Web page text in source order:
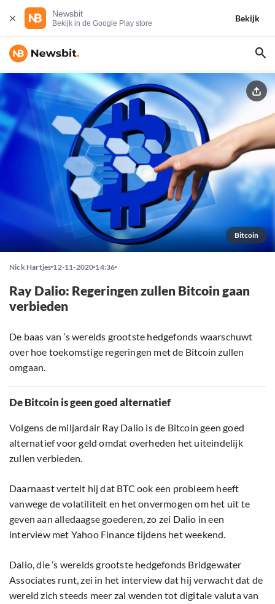
Newsbit
Bekijk in de Google Play store
Bekijk
Bitcoin
Nick Hartjes 12-11-2020 14:36
Ray Dalio: Regeringen zullen Bitcoin gaan
verbieden
De baas van ’s werelds grootste hedgefonds waarschuwt
over hoe toekomstige regeringen met de Bitcoin zullen
omgaan.
De Bitcoin is geen goed alternatief
Volgens de miljardair Ray Dalio is de Bitcoin geen goed
alternatief voor geld omdat overheden het uiteindelijk
zullen verbieden.
Daarnaast vertelt hij dat BTC ook een probleem heeft
vanwege de volatiliteit en het onvermogen om het uit te
geven aan alledaagse goederen, zo zei Dalio in een
interview met Yahoo Finance tijdens het weekend.
Dalio, die ’s werelds grootste hedgefonds Bridgewater
Associates runt, zei in het interview dat hij verwacht dat de
wereld zich steeds meer zal wenden tot digitale valuta van